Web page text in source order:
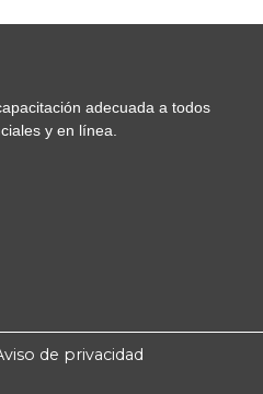
adecuada a todos
y en línea.
de privacidad